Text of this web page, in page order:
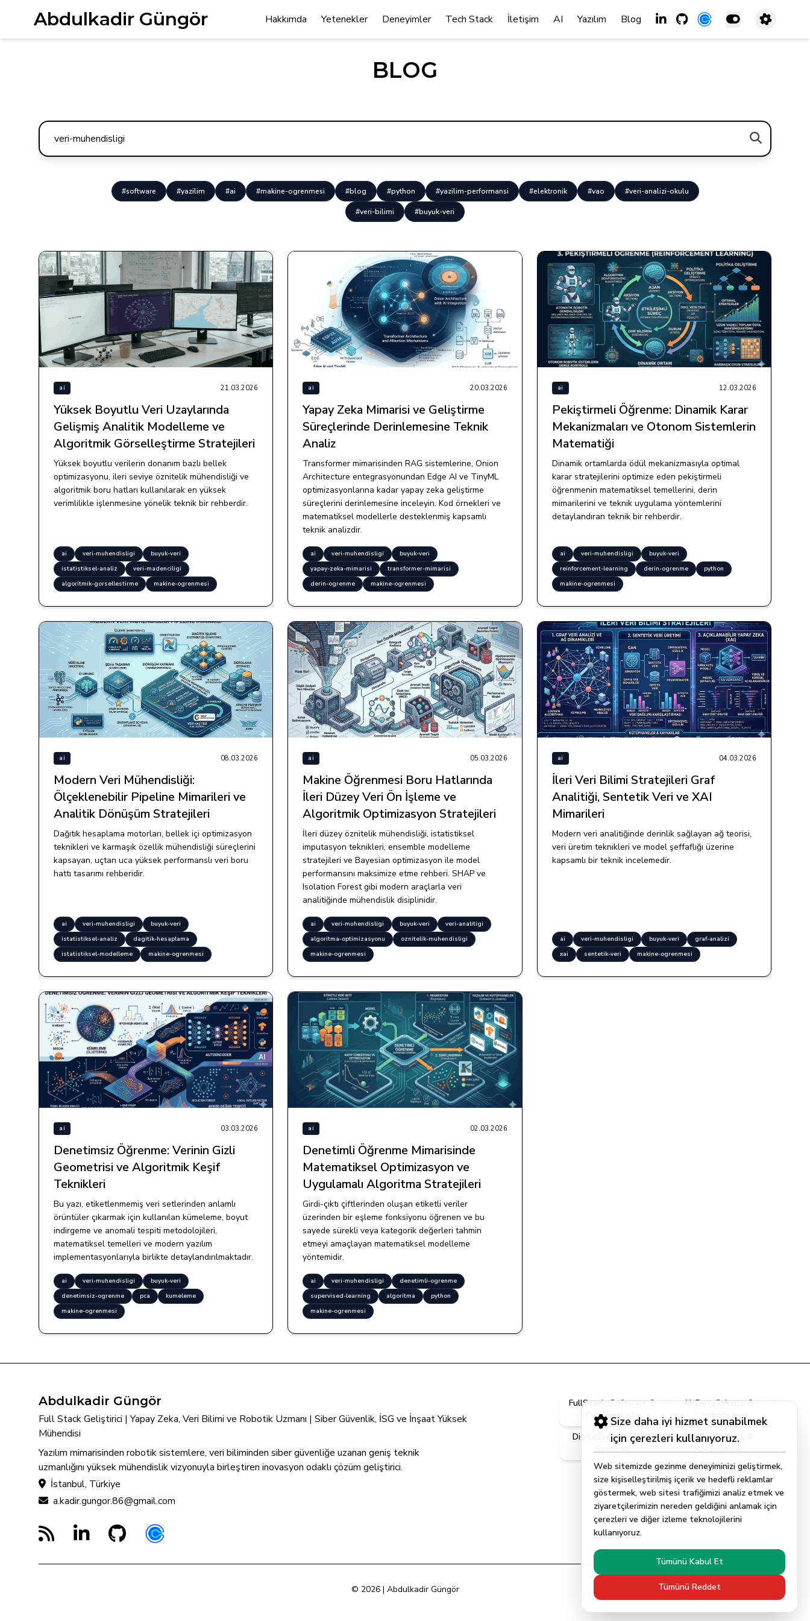
Abdulkadir Güngör Hakkımda Yetenekler Deneyimler Tech Stack İletişim AI Yazılım Blog
Size daha iyi hizmet sunabilmek
için çerezleri kullanıyoruz.
Web sitemizde gezinme deneyiminizi geliştirmek,
size kişiselleştirilmiş içerik ve hedefli reklamlar
göstermek, web sitesi trafiğimizi analiz etmek ve
ziyaretçilerimizin nereden geldiğini anlamak için
çerezleri ve diğer izleme teknolojilerini
kullanıyoruz.
Tümünü Kabul Et
Tümünü Reddet
BLOG
#software #yazilim #ai #makine-ogrenmesi #blog #python #yazilim-performansi #elektronik #vao #veri-analizi-okulu
#veri-bilimi #buyuk-veri
ai 21.03.2026
Yüksek Boyutlu Veri Uzaylarında
Gelişmiş Analitik Modelleme ve
Algoritmik Görselleştirme Stratejileri
Yüksek boyutlu verilerin donanım bazlı bellek
optimizasyonu, ileri seviye öznitelik mühendisliği ve
algoritmik boru hatları kullanılarak en yüksek
verimlilikle işlenmesine yönelik teknik bir rehberdir.
ai veri-muhendisligi
buyuk-veri
istatistiksel-analiz
veri-madenciligi
algoritmik-gorsellestirme
makine-ogrenmesi
ai 20.03.2026
Yapay Zeka Mimarisi ve Geliştirme
Süreçlerinde Derinlemesine Teknik
Analiz
Transformer mimarisinden RAG sistemlerine, Onion
Architecture entegrasyonundan Edge AI ve TinyML
optimizasyonlarına kadar yapay zeka geliştirme
süreçlerini derinlemesine inceleyin. Kod örnekleri ve
matematiksel modellerle desteklenmiş kapsamlı
teknik analizdir.
ai veri-muhendisligi
buyuk-veri
yapay-zeka-mimarisi
transformer-mimarisi
derin-ogrenme
makine-ogrenmesi
ai 12.03.2026
Pekiştirmeli Öğrenme: Dinamik Karar
Mekanizmaları ve Otonom Sistemlerin
Matematiği
Dinamik ortamlarda ödül mekanizmasıyla optimal
karar stratejilerini optimize eden pekiştirmeli
öğrenmenin matematiksel temellerini, derin
mimarilerini ve teknik uygulama yöntemlerini
detaylandıran teknik bir rehberdir.
ai veri-muhendisligi
buyuk-veri
reinforcement-learning
derin-ogrenme
python
makine-ogrenmesi
ai 08.03.2026
Modern Veri Mühendisliği:
Ölçeklenebilir Pipeline Mimarileri ve
Analitik Dönüşüm Stratejileri
Dağıtık hesaplama motorları, bellek içi optimizasyon
teknikleri ve karmaşık özellik mühendisliği süreçlerini
kapsayan, uçtan uca yüksek performanslı veri boru
hattı tasarımı rehberidir.
ai veri-muhendisligi
buyuk-veri
istatistiksel-analiz
dagitik-hesaplama
istatistiksel-modelleme
makine-ogrenmesi
ai 05.03.2026
Makine Öğrenmesi Boru Hatlarında
İleri Düzey Veri Ön İşleme ve
Algoritmik Optimizasyon Stratejileri
İleri düzey öznitelik mühendisliği, istatistiksel
imputasyon teknikleri, ensemble modelleme
stratejileri ve Bayesian optimizasyon ile model
performansını maksimize etme rehberi. SHAP ve
Isolation Forest gibi modern araçlarla veri
analitiğinde mühendislik disiplinidir.
ai veri-muhendisligi buyuk-veri
veri-analitigi
algoritma-optimizasyonu
oznitelik-muhendisligi
makine-ogrenmesi
ai 04.03.2026
İleri Veri Bilimi Stratejileri Graf
Analitiği, Sentetik Veri ve XAI
Mimarileri
Modern veri analitiğinde derinlik sağlayan ağ teorisi,
veri üretim teknikleri ve model şeffaflığı üzerine
kapsamlı bir teknik incelemedir.
ai veri-muhendisligi buyuk-veri
graf-analizi
xai
sentetik-veri makine-ogrenmesi
ai 03.03.2026
Denetimsiz Öğrenme: Verinin Gizli
Geometrisi ve Algoritmik Keşif
Teknikleri
Bu yazı, etiketlenmemiş veri setlerinden anlamlı
örüntüler çıkarmak için kullanılan kümeleme, boyut
indirgeme ve anomali tespiti metodolojileri,
matematiksel temelleri ve modern yazılım
implementasyonlarıyla birlikte detaylandırılmaktadır.
ai veri-muhendisligi
buyuk-veri
denetimsiz-ogrenme
pca
kumeleme
makine-ogrenmesi
ai 02.03.2026
Denetimli Öğrenme Mimarisinde
Matematiksel Optimizasyon ve
Uygulamalı Algoritma Stratejileri
Girdi-çıktı çiftlerinden oluşan etiketli veriler
üzerinden bir eşleme fonksiyonu öğrenen ve bu
sayede sürekli veya kategorik değerleri tahmin
etmeyi amaçlayan matematiksel modelleme
yöntemidir.
ai veri-muhendisligi
denetimli-ogrenme
supervised-learning
algoritma
python
makine-ogrenmesi
Abdulkadir Güngör
Full Stack Geliştirici | Yapay Zeka, Veri Bilimi ve Robotik Uzmanı | Siber Güvenlik, İSG ve İnşaat Yüksek
Mühendisi
Yazılım mimarisinden robotik sistemlere, veri biliminden siber güvenliğe uzanan geniş teknik
uzmanlığını yüksek mühendislik vizyonuyla birleştiren inovasyon odaklı çözüm geliştirici.
İstanbul, Türkiye
a.kadir.gungor.86@gmail.com
FullStack, Software &
Cybersecurity
AI, DataScience &
Robotics
DigitalEngineering &
Systems
CivilEngineering &
MScEngineer
OccupationalHealth,
ISG & Safety
© 2026 | Abdulkadir Güngör